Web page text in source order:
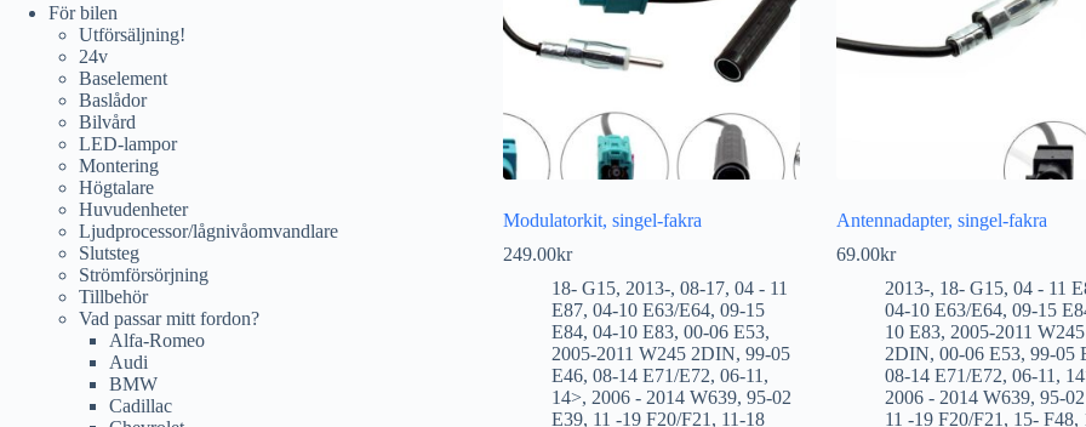
Modulatorkit, singel-fakra
249.00kr
18- G15, 2013-, 08-17, 04 - 11
E87, 04-10 E63/E64, 09-15
E84, 04-10 E83, 00-06 E53,
2005-2011 W245 2DIN, 99-05
E46, 08-14 E71/E72, 06-11 ,
14>, 2006 - 2014 W639, 95-02
E39, 11 -19 F20/F21 , 11-18
Antennadapter, singel-fakra
69.00kr
2013-, 18- G15, 04 - 11
04-10 E63/E64, 09-15
10 E83, 2005-2011 W245
2DIN, 00-06 E53, 99-05
08-14 E71/E72, 06-11 ,
2006 - 2014 W639, 95-
11 -19 F20/F21 , 15- F48,
För bilen
Utförsäljning!
24v
Baselement
Baslådor
Bilvård
LED-lampor
Montering
Högtalare
Huvudenheter
Ljudprocessor/lågnivåomvandlare
Slutsteg
Strömförsörjning
Tillbehör
Vad passar mitt fordon?
Alfa-Romeo
Audi
BMW
Cadillac